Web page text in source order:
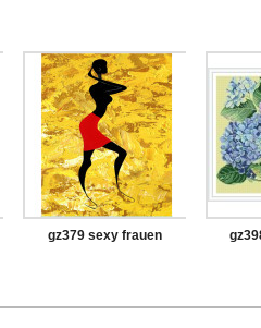
gz379 sexy frauen